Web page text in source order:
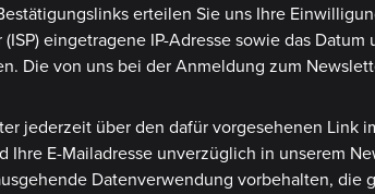
erteilen Sie uns Ihre
eingetragene IP-Adresse sowie das
Die von uns bei der Anmeldung zum
jederzeit über den dafür vorgesehenen Link
Ihre E-Mailadresse unverzüglich in unserem
Datenverwendung vorbehalten,